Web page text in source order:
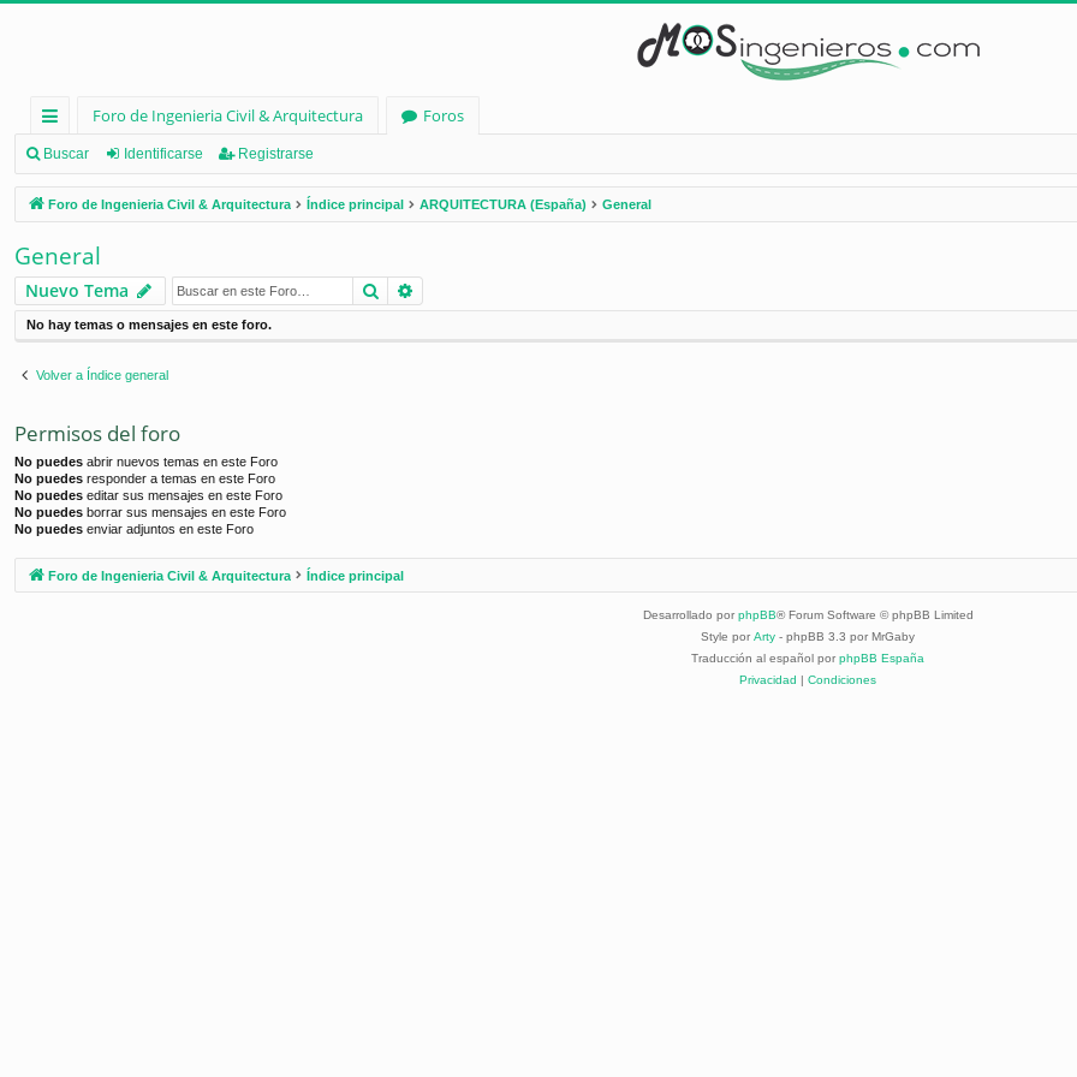
nl
ac
es
rá
pi
d
os
Foro de Ingenieria Civil & Arquitectura
Foros
Buscar Identificarse Registrarse
Foro de Ingenieria Civil & Arquitectura Índice principal ARQUITECTURA (España) General
General
Nuevo Tema Buscar
No hay temas o mensajes en este foro.
Volver a Índice general
Permisos del foro
No puedes abrir nuevos temas en este Foro
No puedes responder a temas en este Foro
No puedes editar sus mensajes en este Foro
No puedes borrar sus mensajes en este Foro
No puedes enviar adjuntos en este Foro
Foro de Ingenieria Civil & Arquitectura Índice principal
Desarrollado por phpBB® Forum Software © phpBB Limited
Style por Arty - phpBB 3.3 por MrGaby
Traducción al español por phpBB España
Privacidad | Condiciones